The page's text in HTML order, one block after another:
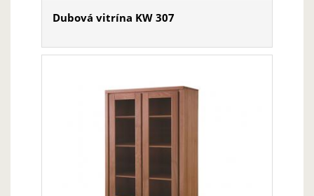
Dubová vitrína KW 307